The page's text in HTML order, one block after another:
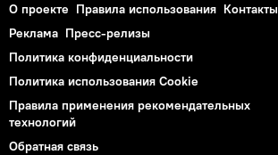
О проекте Правила использования Контакты
Реклама Пресс-релизы
Политика конфиденциальности
Политика использования Cookie
Правила применения рекомендательных
технологий
Обратная связь